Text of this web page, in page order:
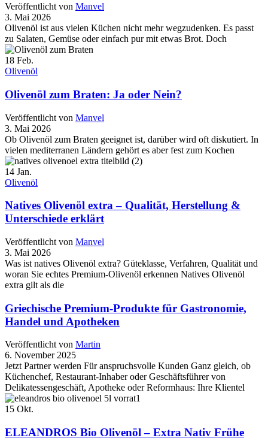
Veröffentlicht von Manvel
3. Mai 2026
Olivenöl ist aus vielen Küchen nicht mehr wegzudenken. Es passt
zu Salaten, Gemüse oder einfach pur mit etwas Brot. Doch
18 Feb.
Olivenöl
Olivenöl zum Braten: Ja oder Nein?
Veröffentlicht von Manvel
3. Mai 2026
Ob Olivenöl zum Braten geeignet ist, darüber wird oft diskutiert. In
vielen mediterranen Ländern gehört es aber fest zum Kochen
14 Jan.
Olivenöl
Natives Olivenöl extra – Qualität, Herstellung &
Unterschiede erklärt
Veröffentlicht von Manvel
3. Mai 2026
Was ist natives Olivenöl extra? Güteklasse, Verfahren, Qualität und
woran Sie echtes Premium-Olivenöl erkennen Natives Olivenöl
extra gilt als die
Griechische Premium-Produkte für Gastronomie,
Handel und Apotheken
Veröffentlicht von Martin
6. November 2025
Jetzt Partner werden Für anspruchsvolle Kunden Ganz gleich, ob
Küchenchef, Restaurant-Inhaber oder Geschäftsführer von
Delikatessengeschäft, Apotheke oder Reformhaus: Ihre Klientel
15 Okt.
ELEANDROS Bio Olivenöl – Extra Nativ Frühe